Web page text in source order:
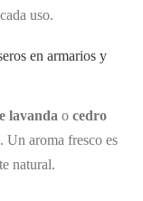
uso.
en armarios y
lavanda o cedro
Un aroma fresco es
natural.